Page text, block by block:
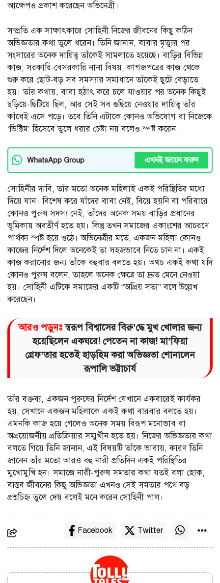
আক্ষেপও প্রকাশ করেছেন অভিনেত্রী।
সম্প্রতি এক সাক্ষাৎকারে সোহিনী নিজের জীবনের কিছু কঠিন
অভিজ্ঞতার কথা তুলে ধরেন। তিনি জানান, বাবার মৃত্যুর পর
সংসারের অনেক দায়িত্ব তাঁকেই সামলাতে হয়েছে। বাড়ির বিভিন্ন
কাজ, সরকারি-বেসরকারি নানা বিষয়, কাগজপত্রের কাজ থেকে
শুরু করে ছোট-বড় সব সমস্যার সমাধানে তাঁকেই ছুটে বেড়াতে
হয়। তাঁর কথায়, বাবা হঠাৎ করে চলে যাওয়ার পর অনেক কিছুই
ছড়িয়ে-ছিটিয়ে ছিল, আর সেই সব গুছিয়ে নেওয়ার দায়িত্ব তাঁর
কাঁধেই এসে পড়ে। তবে তিনি এটাকে কোনও অভিযোগ বা নিজেকে
‘ভিক্টিম’ হিসেবে তুলে ধরার চেষ্টা নয় বলেও স্পষ্ট করেন।
WhatsApp Group এখনই জয়েন করুন
সোহিনীর দাবি, তাঁর মতো অনেক মহিলাই একই পরিস্থিতির মধ্যে
দিয়ে যান। বিশেষ করে যাঁদের বাবা নেই, বিয়ে হয়নি বা পরিবারে
কোনও পুরুষ সদস্য নেই, তাঁদের অনেক সময় বাড়ির প্রধানের
ভূমিকায় অবতীর্ণ হতে হয়। কিন্তু তখন সমাজের একাংশের আচরণে
পার্থক্য স্পষ্ট হয়ে ওঠে। অভিনেত্রীর মতে, একজন মহিলা কোনও
কাজের নির্দেশ দিলে অনেকেই তা সহজভাবে নিতে চান না। একই
কাজ করানোর জন্য তাঁকে বহুবার বলতে হয়। অথচ একই কথা যদি
কোনও পুরুষ বলেন, তাহলে অনেক ক্ষেত্রে তা দ্রুত মেনে নেওয়া
হয়। সোহিনী এটিকে সমাজের একটি “অপ্রিয় সত্য” বলে উল্লেখ
করেছেন।
আরও পড়ুনঃস্বরূপ বিশ্বাসের বিরু’দ্ধে মুখ খোলার জন্য
হয়েছিলেন একঘরে! পেতেন না কাজ! মা’ফিয়া
গ্রেফ’তার হতেই হাড়হিম করা অভিজ্ঞতা শোনালেন
রূপালি ভট্টাচার্য
তাঁর বক্তব্য, একজন পুরুষের নির্দেশ যেখানে একবারেই কার্যকর
হয়, সেখানে একজন মহিলাকে একই কথা বারবার বলতে হয়।
এমনকি কাজ হয়ে গেলেও অনেক সময় বিরূপ মনোভাব বা
অপ্রয়োজনীয় প্রতিক্রিয়ার সম্মুখীন হতে হয়। নিজের অভিজ্ঞতার কথা
বলতে গিয়ে তিনি জানান, এই বিষয়টি তাঁকে ভাবায়, কারণ তিনি
জানেন তাঁর মতো আরও বহু নারী প্রতিদিন একই পরিস্থিতির
মুখোমুখি হন। সমাজে নারী-পুরুষ সমতার কথা যতই বলা হোক,
বাস্তব জীবনের কিছু অভিজ্ঞতা এখনও সেই সমতার পথে বড়
প্রশ্নচিহ্ন তুলে দেয় বলেই মনে করেন সোহিনী পাল।
Facebook Twitter